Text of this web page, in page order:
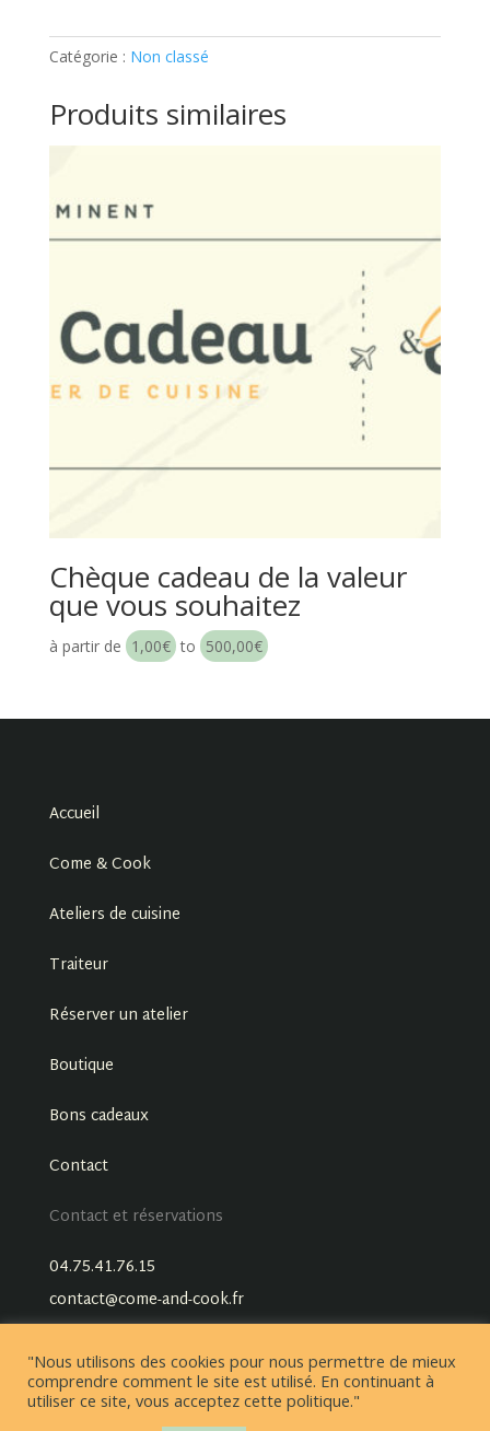
100%
Catégorie : Non classé
Produits similaires
Chèque cadeau de la valeur
que vous souhaitez
à partir de 1,00€ to 500,00€
Accueil
Come & Cook
Ateliers de cuisine
Traiteur
Réserver un atelier
Boutique
Bons cadeaux
Contact
Contact et réservations
04.75.41.76.15
contact@come-and-cook.fr
"Nous utilisons des cookies pour nous permettre de mieux
comprendre comment le site est utilisé. En continuant à
utiliser ce site, vous acceptez cette politique."